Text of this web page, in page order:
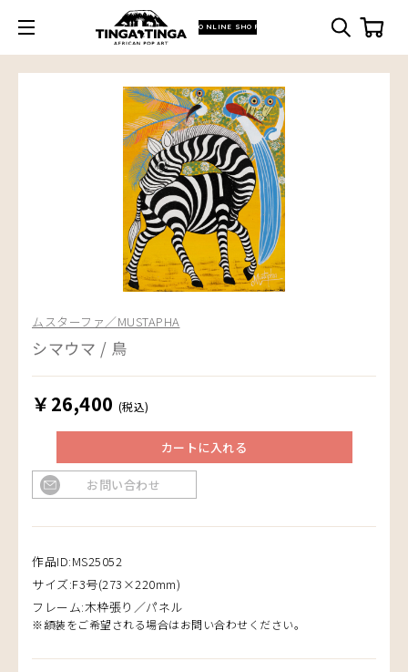
ONLINE SHOP
ムスターファ／MUSTAPHA
シマウマ / 鳥
￥26,400 (税込)
カートに入れる
お問い合わせ
作品ID:MS25052
サイズ:F3号(273×220mm)
フレーム:木枠張り／パネル
※額装をご希望される場合はお問い合わせください。